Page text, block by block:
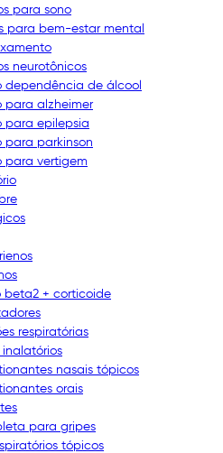
para sono
para bem-estar mental
neurotônicos
dependência de álcool
para alzheimer
para epilepsia
para parkinson
para vertigem
beta2 + corticoide
respiratórias
nasais tópicos
orais
para gripes
tópicos